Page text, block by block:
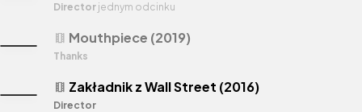
theaters Zakładnik z Wall Street (2016)
Director
theaters Mouthpiece (2019)
Thanks
Director jednym odcinku